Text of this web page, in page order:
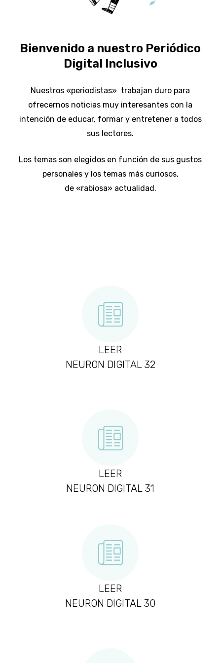
Bienvenido a nuestro Periódico
Digital Inclusivo
Nuestros «periodistas» trabajan duro para
ofrecernos noticias muy interesantes con la
intención de educar, formar y entretener a todos
sus lectores.
Los temas son elegidos en función de sus gustos
personales y los temas más curiosos,
de «rabiosa» actualidad.
LEER
NEURON DIGITAL 32
LEER
NEURON DIGITAL 31
LEER
NEURON DIGITAL 30